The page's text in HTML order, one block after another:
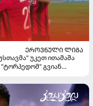
ᲔᲠᲝᲕᲜᲣᲚᲘ ᲚᲘᲒᲐ
უკეთ ითამაშა
გვიან